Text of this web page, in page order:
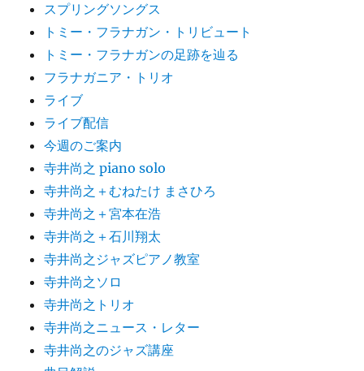
スプリングソングス
トミー・フラナガン・トリビュート
トミー・フラナガンの足跡を辿る
フラナガニア・トリオ
ライブ
ライブ配信
今週のご案内
寺井尚之 piano solo
寺井尚之＋むねたけ まさひろ
寺井尚之＋宮本在浩
寺井尚之＋石川翔太
寺井尚之ジャズピアノ教室
寺井尚之ソロ
寺井尚之トリオ
寺井尚之ニュース・レター
寺井尚之のジャズ講座